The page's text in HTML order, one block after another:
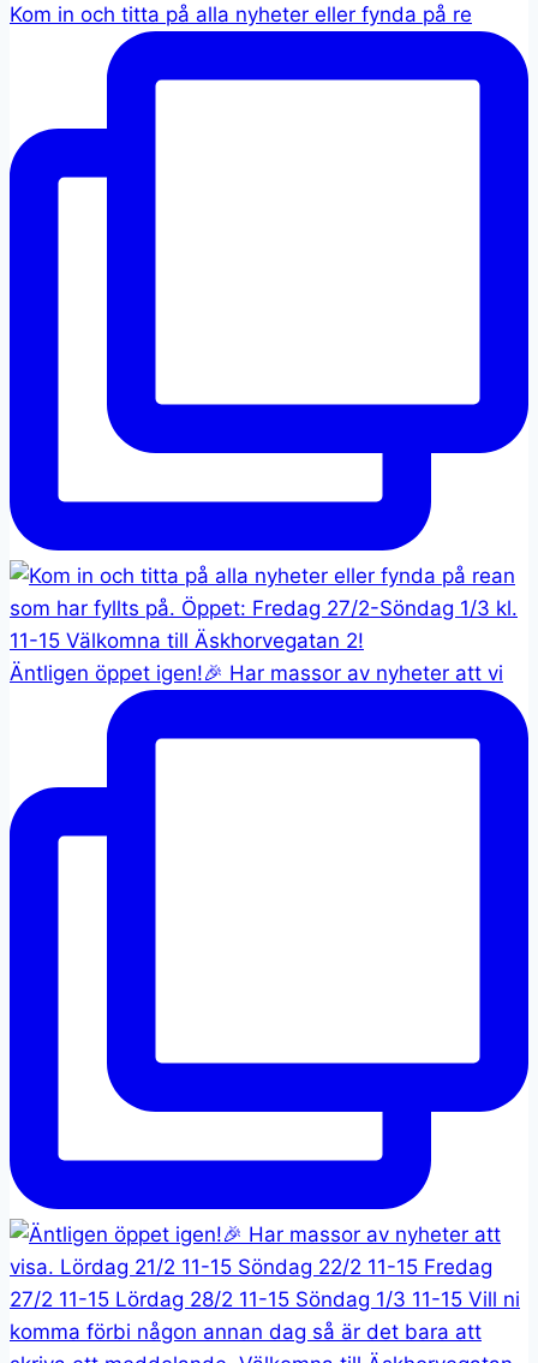
Kom in och titta på alla nyheter eller fynda på re
Äntligen öppet igen!🎉 Har massor av nyheter att vi